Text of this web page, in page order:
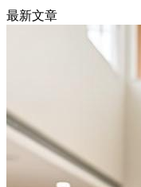
最新文章